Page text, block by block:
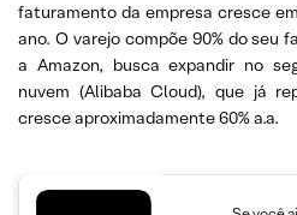
faturamento da empresa cresce
ano. O varejo compõe 90% do seu
a Amazon, busca expandir no
nuvem (Alibaba Cloud), que já
cresce aproximadamente 60% a.a.